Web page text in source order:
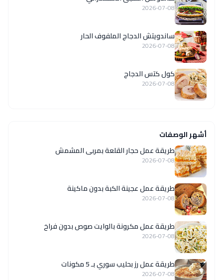
2026-07-08
ساندويتش الدجاج الملفوف الحار
2026-07-08
كول كتس الدجاج
2026-07-08
أشهر الوصفات
طريقة عمل حجار القلعة بمربى المشمش
2026-07-08
طريقة عمل عجينة الكبة بدون ماكينة
2026-07-08
طريقة عمل مكرونة بالوايت صوص بدون فراخ
2026-07-08
طريقة عمل رز بحليب سوري بـ 5 مكونات
2026-07-08